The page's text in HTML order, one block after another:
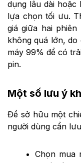
dụng lâu dài hoặc
lựa chọn tối ưu.
giá giữa hai
không quá lớn,
máy 99% để có
pin.
Một số lưu ý
Để sở hữu một
người dùng cần
Chọn mua